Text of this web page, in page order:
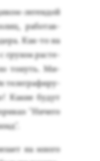
ле­ген­дой
ра­ботав­
Как-то на
гру­зом рас­те­
то­нуть. Ми­
те­лег­ра­фиру­
Ка­кие бу­дут
"Ни­чего
на мно­го